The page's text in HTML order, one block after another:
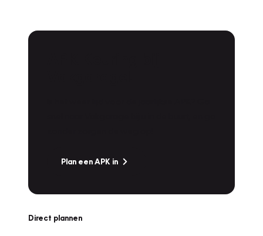
Plan een APK in
Direct plannen